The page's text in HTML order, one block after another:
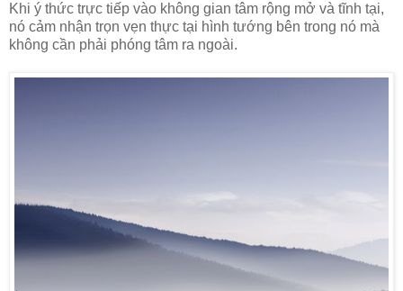
Khi ý thức trực tiếp vào không gian tâm rộng mở và tĩnh tại,
nó cảm nhận trọn vẹn thực tại hình tướng bên trong nó mà
không cần phải phóng tâm ra ngoài.